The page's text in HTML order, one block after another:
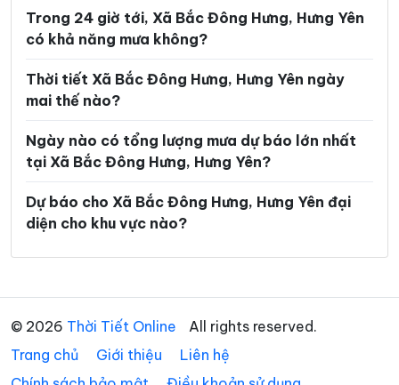
Xã Nam Cường Xã Nam Đông Hưng
Xã Nam Thái Ninh Xã Nam Thụy Anh
Xã Nam Tiền Hải
Xã Ngọc Lâm Xã Ngự Thiên
Xã Nguyễn Du Xã Nguyễn Trãi
Xã Nguyễn Văn Linh
Xã Quỳnh An
Xã Quỳnh Phụ Xã Tân Hưng
Trong 24 giờ tới, Xã Bắc Đông Hưng, Hưng Yên
có khả năng mưa không?
Thời tiết Xã Bắc Đông Hưng, Hưng Yên ngày
mai thế nào?
Ngày nào có tổng lượng mưa dự báo lớn nhất
tại Xã Bắc Đông Hưng, Hưng Yên?
Dự báo cho Xã Bắc Đông Hưng, Hưng Yên đại
diện cho khu vực nào?
© 2026 Thời Tiết Online
All rights reserved.
Trang chủ
Giới thiệu
Liên hệ